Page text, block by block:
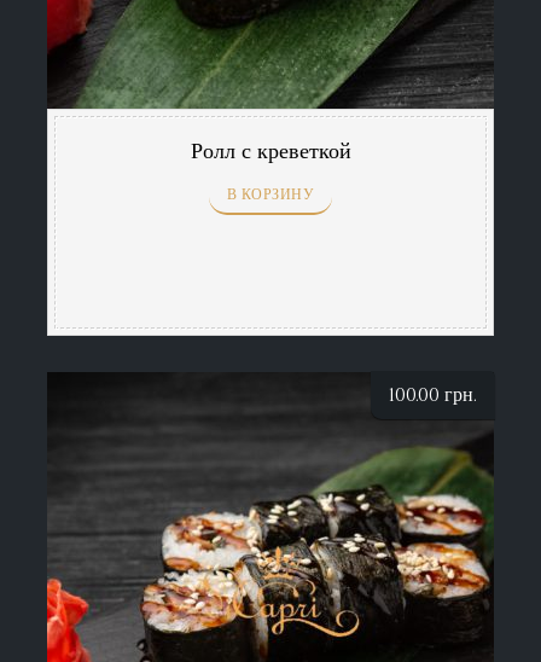
Ролл с креветкой
В КОРЗИНУ
100.00 грн.